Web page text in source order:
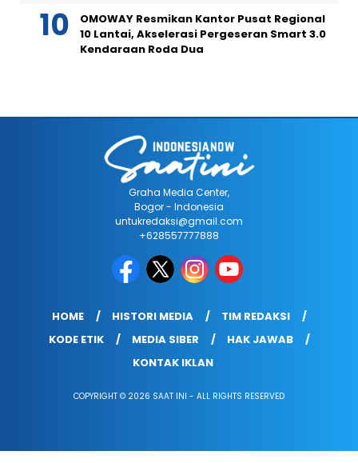
OMOWAY Resmikan Kantor Pusat Regional
10 Lantai, Akselerasi Pergeseran Smart 3.0
Kendaraan Roda Dua
Graha Media Center,
Bogor - Indonesia
untukredaksi@gmail.com
+628557777888
HOME HISTORI MEDIA
TIM REDAKSI
KODE ETIK
MEDIA SIBER
HAK JAWAB
KONTAK IKLAN
COPYRIGHT © 2026 SAAT INI - ALL RIGHTS RESERVED